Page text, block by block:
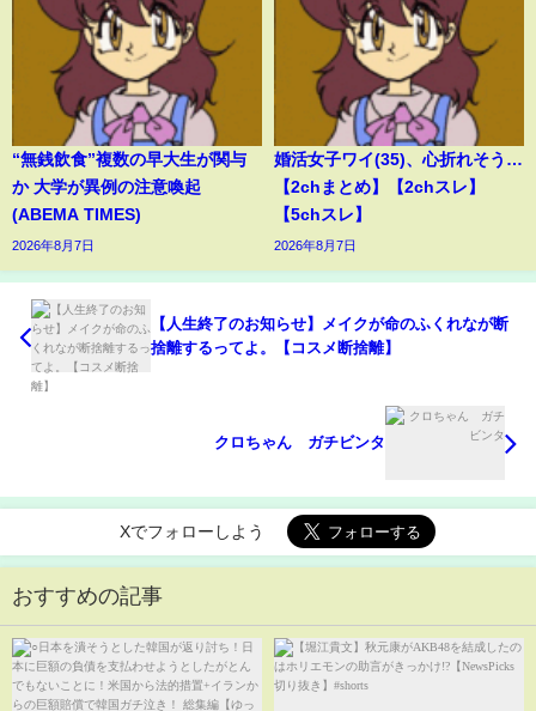
“無銭飲食”複数の早大生が関与
か 大学が異例の注意喚起
(ABEMA TIMES)
2026年8月7日
婚活女子ワイ(35)、心折れそう…
【2chまとめ】【2chスレ】
【5chスレ】
2026年8月7日
【人生終了のお知らせ】メイクが命のふくれなが断
捨離するってよ。【コスメ断捨離】
クロちゃん ガチビンタ
Xでフォローしよう
おすすめの記事